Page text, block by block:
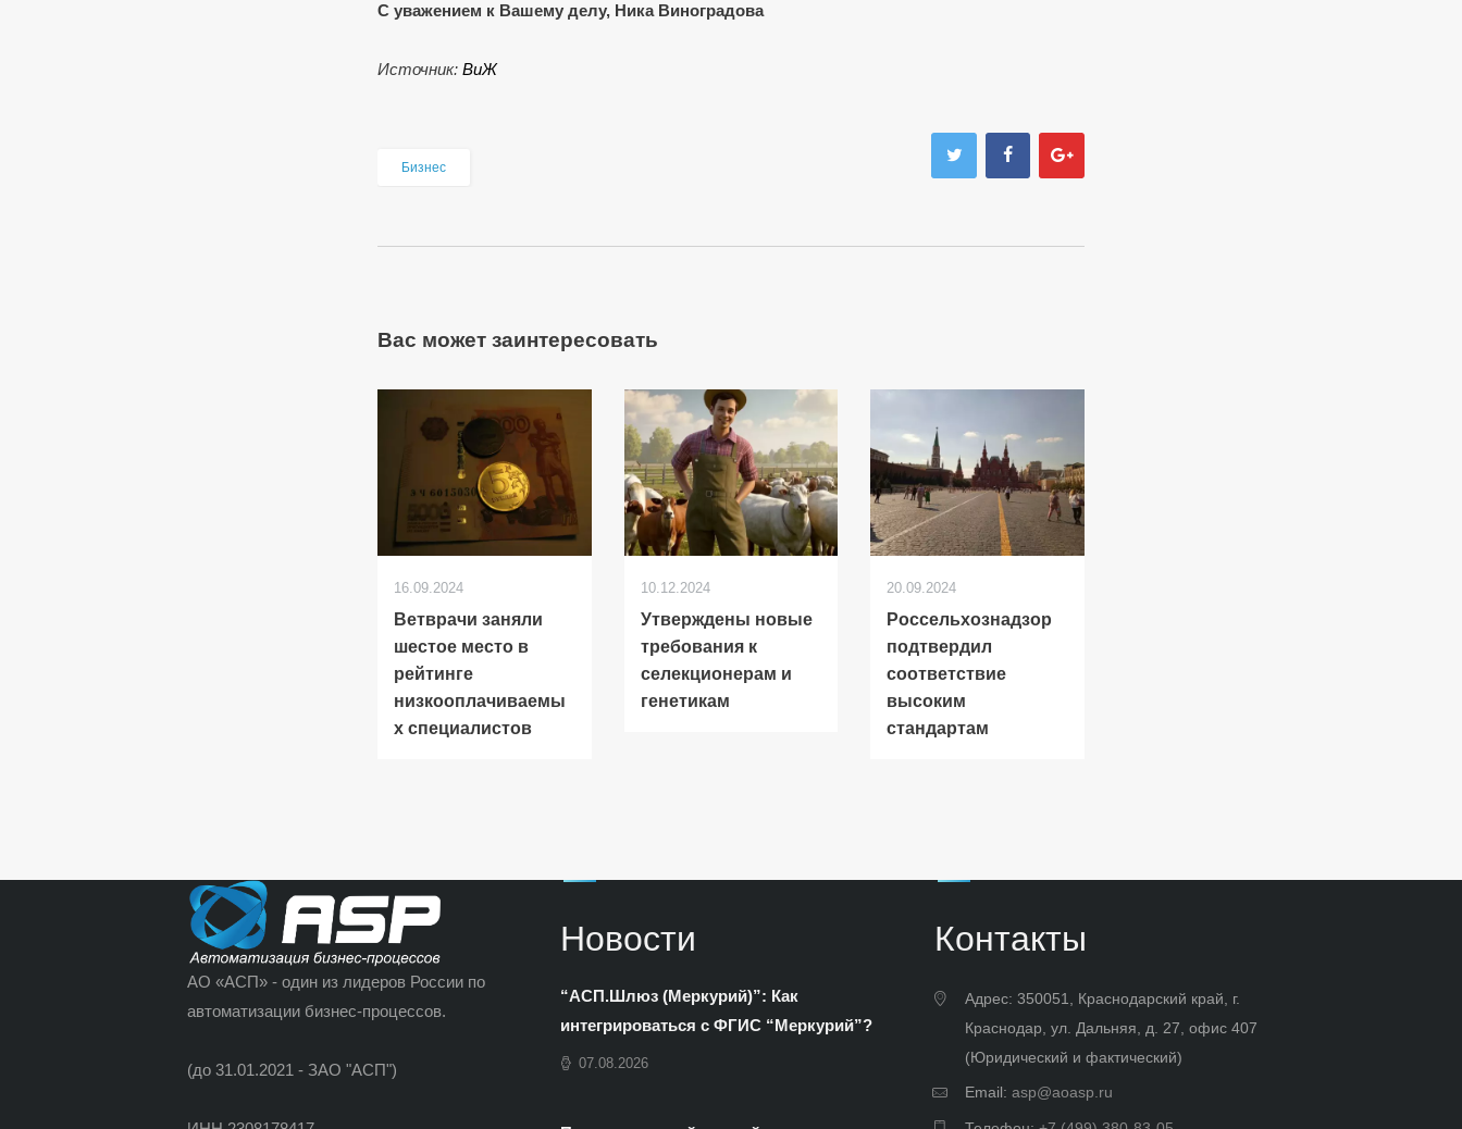
С уважением к Вашему делу, Ника Виноградова
Источник: ВиЖ
Бизнес
Вас может заинтересовать
16.09.2024
Ветврачи заняли
шестое место в
рейтинге
низкооплачиваемы
х специалистов
10.12.2024
Утверждены новые
требования к
селекционерам и
генетикам
20.09.2024
Россельхознадзор
подтвердил
соответствие
высоким
стандартам
АО «АСП» - один из лидеров России по
автоматизации бизнес-процессов.
(до 31.01.2021 - ЗАО "АСП")
Новости
“АСП.Шлюз (Меркурий)”: Как
интегрироваться с ФГИС “Меркурий”?
07.08.2026
Контакты
Адрес: 350051, Краснодарский край, г.
Краснодар, ул. Дальняя, д. 27, офис 407
(Юридический и фактический)
Email: asp@aoasp.ru